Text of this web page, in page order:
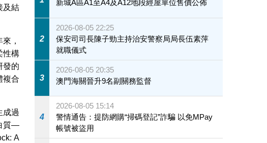
及結
，
性構
發的
複合
成過
質—
A
新城A區A1至A4及A12地段經屋單位售價公佈
2
2026-08-05 22:25
保安司司長陳子勁主持治安警察局局長伍素萍
就職儀式
3
2026-08-05 20:35
澳門海關晉升9名副關務監督
4
2026-08-05 15:14
警情通告：提防網購“掃碼登記”詐騙 以免MPay
帳號被盜用